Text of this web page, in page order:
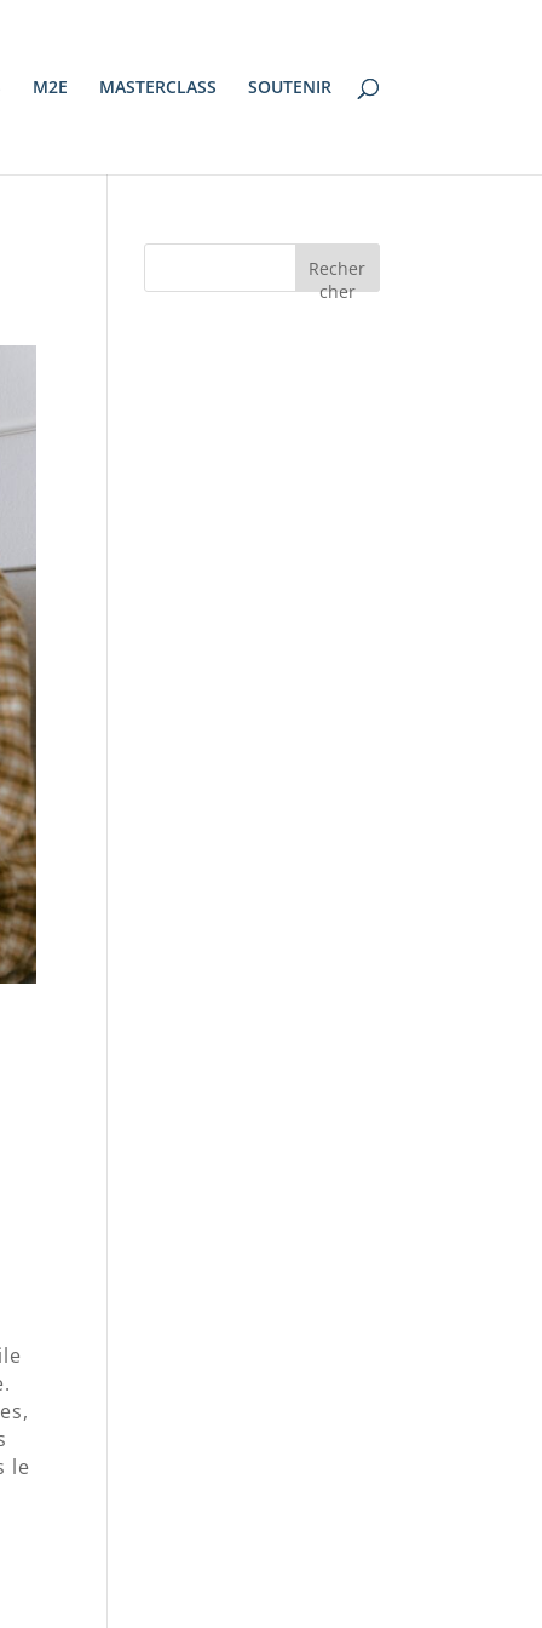
M2E MASTERCLASS SOUTENIR
le
Recher
cher